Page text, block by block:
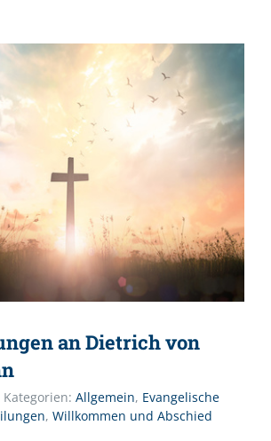
an Dietrich von
Kategorien: Allgemein, Evangelische
, Willkommen und Abschied